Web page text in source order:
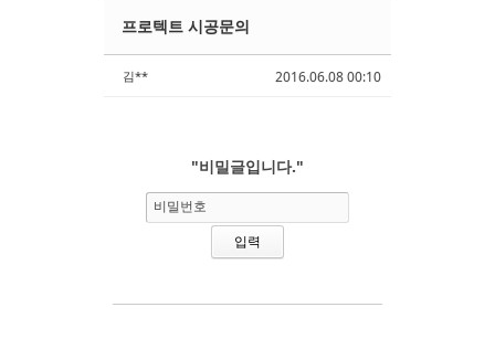
2016.06.08 00:10
프로텍트 시공문의
김**
"비밀글입니다."
비밀번호
Sketchbook5, 스케치북5
Sketchbook5, 스케치북5
Sketchbook5, 스케치북5
Sketchbook5, 스케치북5